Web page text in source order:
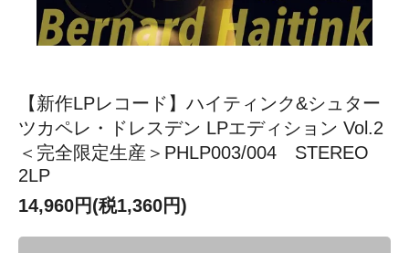
【新作LPレコード】ハイティンク&シュター
ツカペレ・ドレスデン LPエディション Vol.2
＜完全限定生産＞PHLP003/004 STEREO
2LP
14,960円(税1,360円)